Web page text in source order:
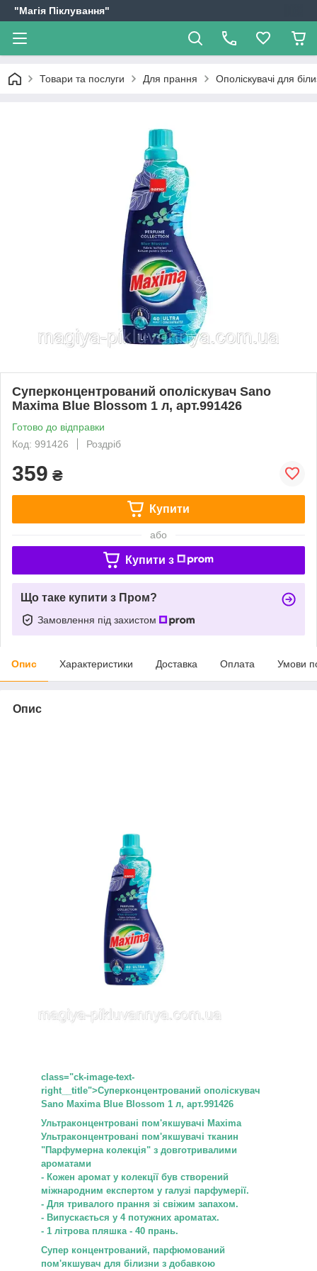
"Магія Піклування"
Товари та послуги Для прання Ополіскувачі для
Суперконцентрований ополіскувач Sano
Maxima Blue Blossom 1 л, арт.991426
Готово до відправки
Код: 991426
Роздріб
359 ₴
Купити
або
Купити з
Що таке купити з Пром?
Замовлення під захистом
Опис Характеристики Доставка Оплата Умови
Опис
class="ck-image-text-
right__title">Суперконцентрований ополіскувач
Sano Maxima Blue Blossom 1 л, арт.991426
Ультраконцентровані пом'якшувачі Maxima
Ультраконцентровані пом'якшувачі тканин
"Парфумерна колекція" з довготривалими
ароматами
- Кожен аромат у колекції був створений
міжнародним експертом у галузі парфумерії.
- Для тривалого прання зі свіжим запахом.
- Випускається у 4 потужних ароматах.
- 1 літрова пляшка - 40 прань.
Супер концентрований, парфюмований
пом'якшувач для білизни з добавкою